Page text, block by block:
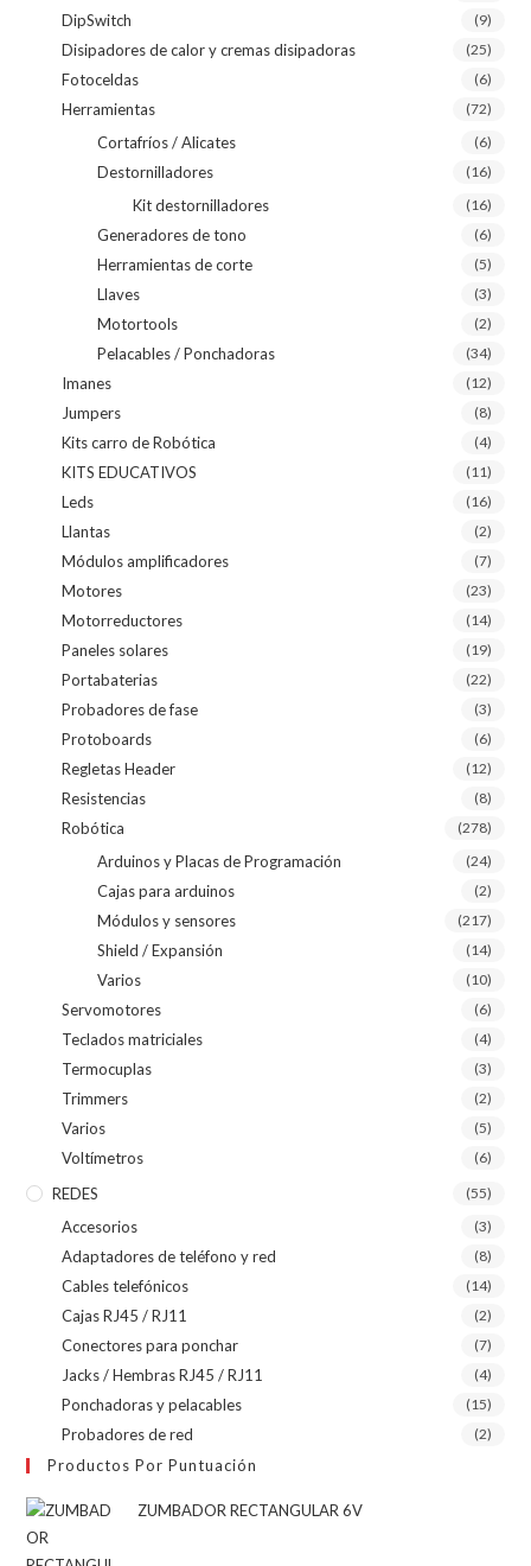
DipSwitch (9)
Disipadores de calor y cremas disipadoras (25)
Fotoceldas (6)
Herramientas (72)
Cortafríos / Alicates (6)
Destornilladores (16)
Kit destornilladores (16)
Generadores de tono (6)
Herramientas de corte (5)
Llaves (3)
Motortools (2)
Pelacables / Ponchadoras (34)
Imanes (12)
Jumpers (8)
Kits carro de Robótica (4)
KITS EDUCATIVOS (11)
Leds (16)
Llantas (2)
Módulos amplificadores (7)
Motores (23)
Motorreductores (14)
Paneles solares (19)
Portabaterias (22)
Probadores de fase (3)
Protoboards (6)
Regletas Header (12)
Resistencias (8)
Robótica (278)
Arduinos y Placas de Programación (24)
Cajas para arduinos (2)
Módulos y sensores (217)
Shield / Expansión (14)
Varios (10)
Servomotores (6)
Teclados matriciales (4)
Termocuplas (3)
Trimmers (2)
Varios (5)
Voltímetros (6)
REDES (55)
Accesorios (3)
Adaptadores de teléfono y red (8)
Cables telefónicos (14)
Cajas RJ45 / RJ11 (2)
Conectores para ponchar (7)
Jacks / Hembras RJ45 / RJ11 (4)
Ponchadoras y pelacables (15)
Probadores de red (2)
Productos Por Puntuación
ZUMBADOR RECTANGULAR 6V